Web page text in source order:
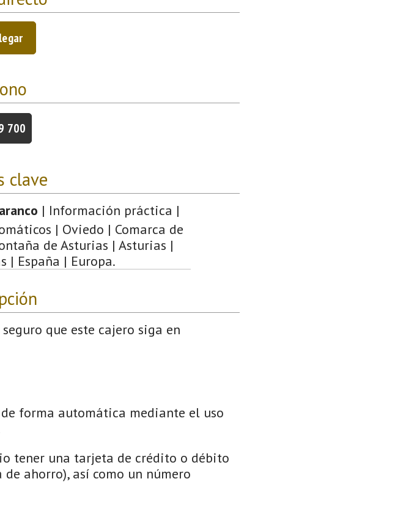
700
clave
| Información práctica |
| Oviedo | Comarca de
de Asturias | Asturias |
| España | Europa.
seguro que este cajero siga en
forma automática mediante el uso
tener una tarjeta de crédito o débito
ahorro), así como un número